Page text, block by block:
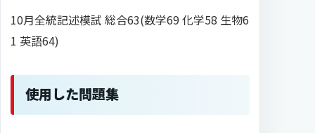
10月全統記述模試 総合63(数学69 化学58 生物6
1 英語64)
使用した問題集